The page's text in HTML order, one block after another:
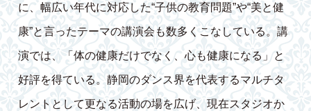
に、幅広い年代に対応した“子供の教育問題”や“美と健
康”と言ったテーマの講演会も数多くこなしている。講
演では、「体の健康だけでなく、心も健康になる」と
好評を得ている。静岡のダンス界を代表するマルチタ
レントとして更なる活動の場を広げ、現在スタジオか